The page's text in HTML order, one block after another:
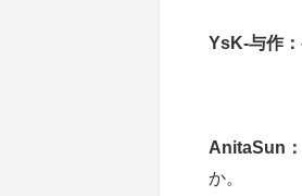
YsK-与作：
AnitaSun：
か。